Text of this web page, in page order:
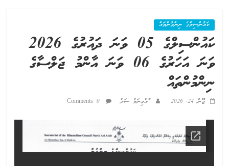
ކައުންސިލްގެ ނިންމުންތައް
ކައުންސިލްގެ 05 ވަނަ ދައުރުގެ 2026
ވަނަ އަހަރުގެ 06 ވަނަ އާންމު ޖަލްސާގެ
ނިންމުންތައް
ޖޫން 24, 2026 ާއާމިނަތު ސަރާ 0 Comments